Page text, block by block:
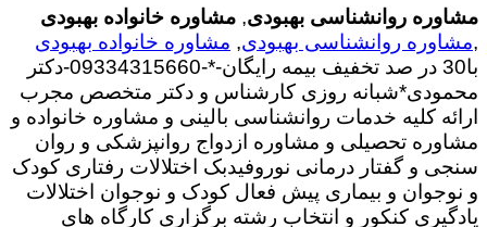
مشاوره روانشناسی بهبودی, مشاوره خانواده بهبودی
,مشاوره روانشناسی بهبودی, مشاوره خانواده بهبودی
با30 در صد تخفیف بیمه رایگان-*-09334315660-دکتر
محمودی*شبانه روزی کارشناس و دکتر متخصص مجرب
ارائه کلیه خدمات روانشناسی بالینی و مشاوره خانواده و
مشاوره تحصیلی و مشاوره ازدواج روانپزشکی و روان
سنجی و گفتار درمانی نوروفیدبک اختلالات رفتاری کودک
و نوجوان و بیماری پیش فعال کودک و نوجوان اختلالات
یادگیری کنکور و انتخاب رشته برگزاری کارگاه های